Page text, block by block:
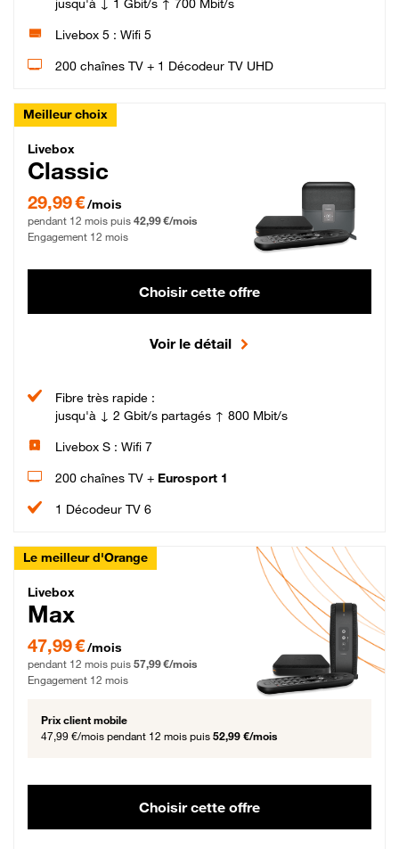
jusqu'à ↓ 1 Gbit/s ↑ 700 Mbit/s
Livebox 5 : Wifi 5
200 chaînes TV + 1 Décodeur TV UHD
Meilleur choix
Livebox Classic Fibre
Livebox
Classic
29,99 € par mois pendant 12 mois puis 42,99 € par mois, Engagement 12 mois
29,99 €/mois
pendant 12 mois puis 42,99 €/mois
Engagement 12 mois
Choisir cette offre
Voir le détail
Fibre très rapide :
jusqu'à ↓ 2 Gbit/s partagés ↑ 800 Mbit/s
Livebox S : Wifi 7
200 chaînes TV + Eurosport 1
1 Décodeur TV 6
Le meilleur d'Orange
Livebox Max Fibre
Livebox
Max
47,99 € par mois pendant 12 mois puis 57,99 € par mois, Engagement 12 mois
47,99 €/mois
pendant 12 mois puis 57,99 €/mois
Engagement 12 mois
Prix client mobile
47,99 €/mois pendant 12 mois puis 52,99 €/mois
Choisir cette offre